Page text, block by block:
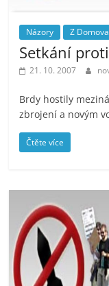
Názory Z Domova
Setkání
21. 10. 2007
Brdy hostily
zbrojení a novým
Čtěte více